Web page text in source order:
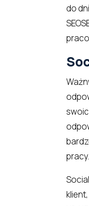
do
pracy.